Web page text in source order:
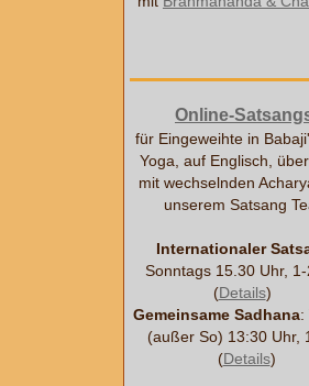
Online-
für Eingeweihte in
Yoga, auf Englisch,
mit wechselnden
unserem Satsang
Internationaler
Sonntags 15.30 Uhr, 1-
(Details)
Gemeinsame Sadhana:
(außer So) 13:30 Uhr,
(Details)